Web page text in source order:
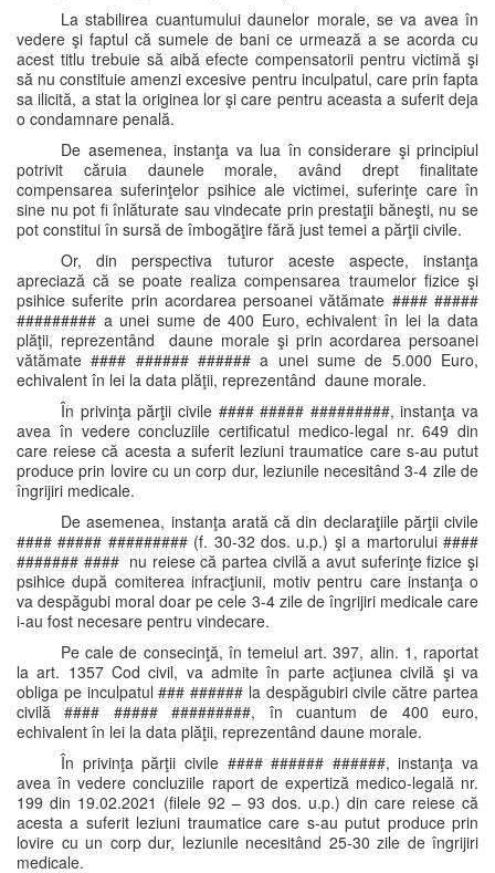
La stabilirea cuantumului daunelor morale, se va avea în
vedere şi faptul că sumele de bani ce urmează a se acorda cu
acest titlu trebuie să aibă efecte compensatorii pentru victimă şi
să nu constituie amenzi excesive pentru inculpatul, care prin fapta
sa ilicită, a stat la originea lor şi care pentru aceasta a suferit deja
o condamnare penală.
De asemenea, instanţa va lua în considerare şi principiul
potrivit căruia daunele morale, având drept finalitate
compensarea suferinţelor psihice ale victimei, suferinţe care în
sine nu pot fi înlăturate sau vindecate prin prestaţii băneşti, nu se
pot constitui în sursă de îmbogăţire fără just temei a părţii civile.
Or, din perspectiva tuturor aceste aspecte, instanţa
apreciază că se poate realiza compensarea traumelor fizice şi
psihice suferite prin acordarea persoanei vătămate #### #####
######### a unei sume de 400 Euro, echivalent în lei la data
plăţii, reprezentând daune morale şi prin acordarea persoanei
vătămate #### ###### ###### a unei sume de 5.000 Euro,
echivalent în lei la data plăţii, reprezentând daune morale.
În privinţa părţii civile #### ##### #########, instanţa va
avea în vedere concluziile certificatul medico-legal nr. 649 din
care reiese că acesta a suferit leziuni traumatice care s-au putut
produce prin lovire cu un corp dur, leziunile necesitând 3-4 zile de
îngrijiri medicale.
De asemenea, instanţa arată că din declaraţiile părţii civile
#### ##### ######### (f. 30-32 dos. u.p.) şi a martorului ####
####### #### nu reiese că partea civilă a avut suferinţe fizice şi
psihice după comiterea infracţiunii, motiv pentru care instanţa o
va despăgubi moral doar pe cele 3-4 zile de îngrijiri medicale care
i-au fost necesare pentru vindecare.
Pe cale de consecinţă, în temeiul art. 397, alin. 1, raportat
la art. 1357 Cod civil, va admite în parte acţiunea civilă şi va
obliga pe inculpatul ### ###### la despăgubiri civile către partea
civilă #### ##### #########, în cuantum de 400 euro,
echivalent în lei la data plăţii, reprezentând daune morale.
În privinţa părţii civile #### ###### ######, instanţa va
avea în vedere concluziile raport de expertiză medico-legală nr.
199 din 19.02.2021 (filele 92 – 93 dos. u.p.) din care reiese că
acesta a suferit leziuni traumatice care s-au putut produce prin
lovire cu un corp dur, leziunile necesitând 25-30 zile de îngrijiri
medicale.